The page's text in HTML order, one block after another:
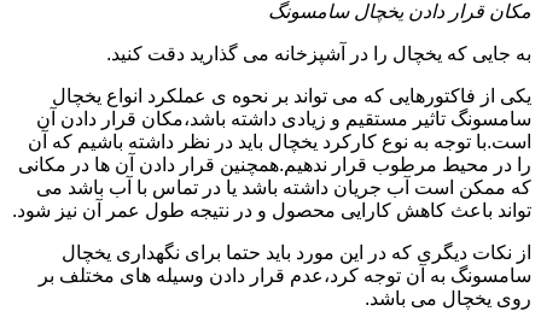
مکان قرار دادن یخچال سامسونگ
به جایی که یخچال را در آشپزخانه می گذارید دقت کنید.
یکی از فاکتورهایی که می تواند بر نحوه ی عملکرد انواع یخچال
سامسونگ تاثیر مستقیم و زیادی داشته باشد،مکان قرار دادن آن
است.با توجه به نوع کارکرد یخچال باید در نظر داشته باشیم که آن
را در محیط مرطوب قرار ندهیم.همچنین قرار دادن آن ها در مکانی
که ممکن است آب جریان داشته باشد یا در تماس با آب باشد می
تواند باعث کاهش کارایی محصول و در نتیجه طول عمر آن نیز شود.
از نکات دیگری که در این مورد باید حتما برای نگهداری یخچال
سامسونگ به آن توجه کرد،عدم قرار دادن وسیله های مختلف بر
روی یخچال می باشد.